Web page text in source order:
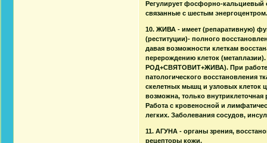
Регулирует фосфорно-кальциевый
связанные с шестым
10. ЖИВА - имеет (репаративную)
(реституции)- полного
давая возможности клеткам
перерождению клеток
РОД+СВЯТОВИТ+ЖИВА). При работе
патологического восстановления
скелетных мышц и узловых клеток
возможна, только внутриклеточная
Работа с кровеносной и
легких. Заболевания сосудов,
11. АГУНА - органы зрения,
рецепторы кожи.